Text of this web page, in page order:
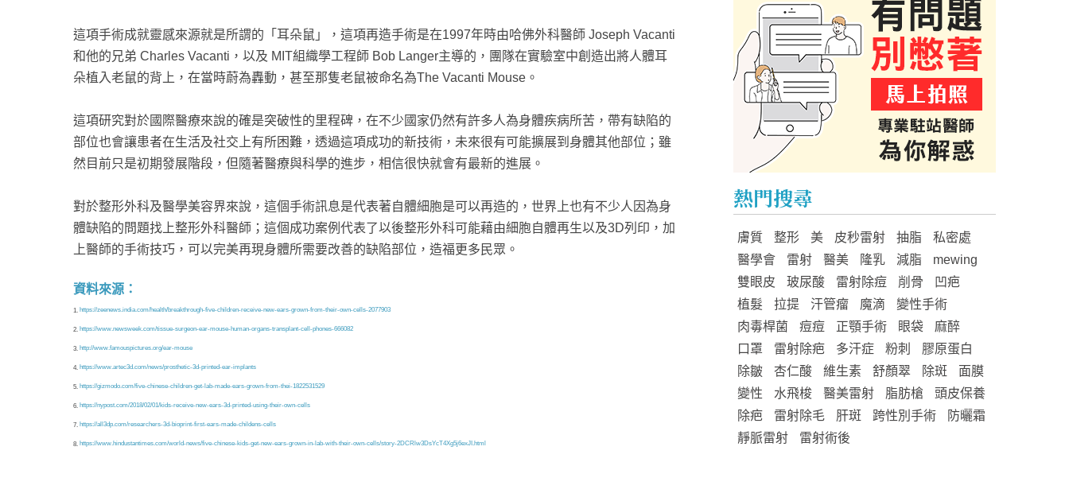
這項手術成就靈感來源就是所謂的「耳朵鼠」，這項再造手術是在1997年時由哈佛外科醫師 Joseph Vacanti
和他的兄弟 Charles Vacanti，以及 MIT組織學工程師 Bob Langer主導的，團隊在實驗室中創造出將人體耳
朵植入老鼠的背上，在當時蔚為轟動，甚至那隻老鼠被命名為The Vacanti Mouse。
這項研究對於國際醫療來說的確是突破性的里程碑，在不少國家仍然有許多人為身體疾病所苦，帶有缺陷的
部位也會讓患者在生活及社交上有所困難，透過這項成功的新技術，未來很有可能擴展到身體其他部位；雖
然目前只是初期發展階段，但隨著醫療與科學的進步，相信很快就會有最新的進展。
對於整形外科及醫學美容界來說，這個手術訊息是代表著自體細胞是可以再造的，世界上也有不少人因為身
體缺陷的問題找上整形外科醫師；這個成功案例代表了以後整形外科可能藉由細胞自體再生以及3D列印，加
上醫師的手術技巧，可以完美再現身體所需要改善的缺陷部位，造福更多民眾。
資料來源：
1. https://zeenews.india.com/health/breakthrough-five-children-receive-new-ears-grown-from-their-own-cells-2077903
2. https://www.newsweek.com/tissue-surgeon-ear-mouse-human-organs-transplant-cell-phones-666082
3. http://www.famouspictures.org/ear-mouse
4. https://www.artec3d.com/news/prosthetic-3d-printed-ear-implants
5. https://gizmodo.com/five-chinese-children-get-lab-made-ears-grown-from-thei-1822531529
6. https://nypost.com/2018/02/01/kids-receive-new-ears-3d-printed-using-their-own-cells
7. https://all3dp.com/researchers-3d-bioprint-first-ears-made-childens-cells
8. https://www.hindustantimes.com/world-news/five-chinese-kids-get-new-ears-grown-in-lab-with-their-own-cells/story-2DCRlw3DsYcT4Xg5j6exJI.html
熱門搜尋
膚質 整形 美 皮秒雷射 抽脂
私密處
醫學會
雷射 醫美 隆乳 減脂
mewing
雙眼皮
玻尿酸 雷射除痘 削骨
凹疤
植髮
拉提 汗管瘤 魔滴
變性手術
肉毒桿菌
痘痘 正顎手術 眼袋
麻醉
口罩
雷射除疤 多汗症 粉刺
膠原蛋白
除皺
杏仁酸 維生素 舒顏翠 除斑
面膜
變性
水飛梭 醫美雷射 脂肪槍
頭皮保養
除疤
雷射除毛 肝斑 跨性別手術
防曬霜
靜脈雷射
雷射術後